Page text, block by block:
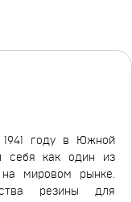
году в Южной
себя как один из
на мировом рынке.
резины для